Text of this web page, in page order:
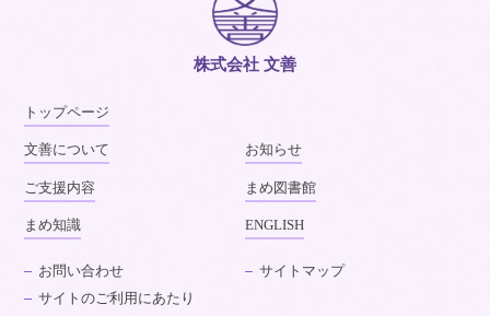
株式会社 文善
トップページ
文善について お知らせ
ご支援内容 まめ図書館
まめ知識 ENGLISH
お問い合わせ
サイトマップ
サイトのご利用にあたり